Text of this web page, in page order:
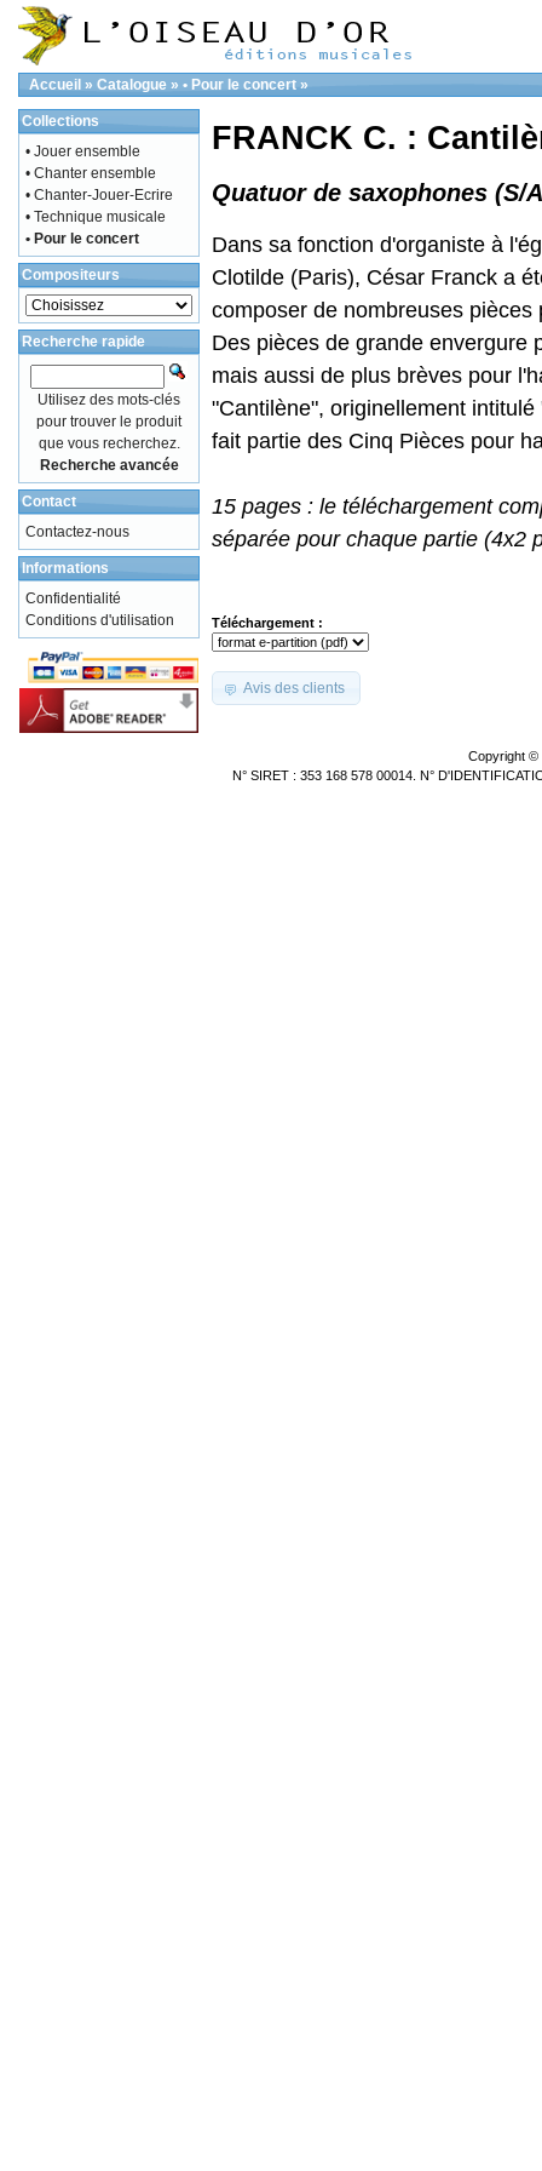
Accueil » Catalogue » • Pour le concert »
FRANCK C. :
Quatuor de saxophones (S/
Dans sa fonction d'organiste à
Clotilde (Paris), César Franck a
composer de nombreuses pièces
Des pièces de grande envergure
mais aussi de plus brèves pour
"Cantilène", originellement intitulé
fait partie des Cinq Pièces pour
15 pages : le téléchargement
séparée pour chaque partie (4x2
Téléchargement :
Avis des clients
Collections
• Jouer ensemble
• Chanter ensemble
• Chanter-Jouer-Ecrire
• Technique musicale
• Pour le concert
Compositeurs
Recherche rapide
Utilisez des mots-clés
pour trouver le produit
que vous recherchez.
Recherche avancée
Contact
Contactez-nous
Informations
Confidentialité
Conditions d'utilisation
Copyright ©
N° SIRET : 353 168 578 00014. N°